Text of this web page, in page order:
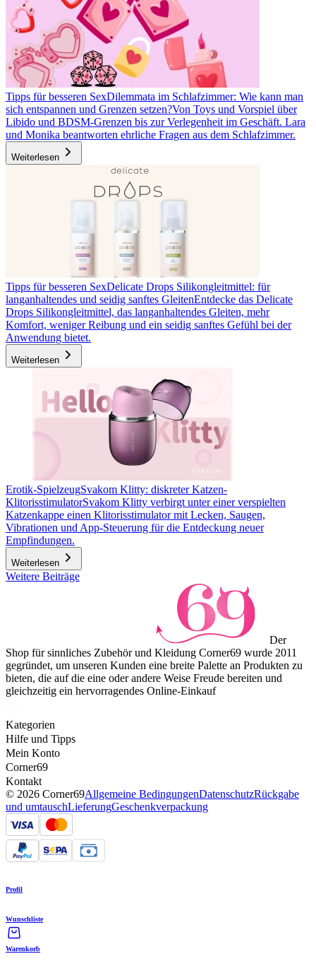
Tipps für besseren SexDilemmata im Schlafzimmer: Wie kann man
sich entspannen und Grenzen setzen?Von Toys und Vorspiel über
Libido und BDSM-Grenzen bis zur Verlegenheit im Geschäft. Lara
und Monika beantworten ehrliche Fragen aus dem Schlafzimmer.
Weiterlesen
Tipps für besseren SexDelicate Drops Silikongleitmittel: für
langanhaltendes und seidig sanftes GleitenEntdecke das Delicate
Drops Silikongleitmittel, das langanhaltendes Gleiten, mehr
Komfort, weniger Reibung und ein seidig sanftes Gefühl bei der
Anwendung bietet.
Weiterlesen
Erotik-SpielzeugSvakom Klitty: diskreter Katzen-
KlitorisstimulatorSvakom Klitty verbirgt unter einer verspielten
Katzenkappe einen Klitorisstimulator mit Lecken, Saugen,
Vibrationen und App-Steuerung für die Entdeckung neuer
Empfindungen.
Weiterlesen
Weitere Beiträge
Der
Shop für sinnliches Zubehör und Kleidung Corner69 wurde 2011
gegründet, um unseren Kunden eine breite Palette an Produkten zu
bieten, die auf die eine oder andere Weise Freude bereiten und
gleichzeitig ein hervorragendes Online-Einkauf
Kategorien
Hilfe und Tipps
Mein Konto
Corner69
Kontakt
© 2026 Corner69Allgemeine BedingungenDatenschutzRückgabe
und umtauschLieferungGeschenkverpackung
Profil
Wunschliste
Warenkorb